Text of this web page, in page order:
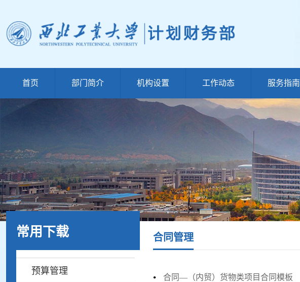
首页 部门简介 机构设置 工作动态 服务指南
常用下载
预算管理
合同管理
合同—（内贸）货物类项目合同模板